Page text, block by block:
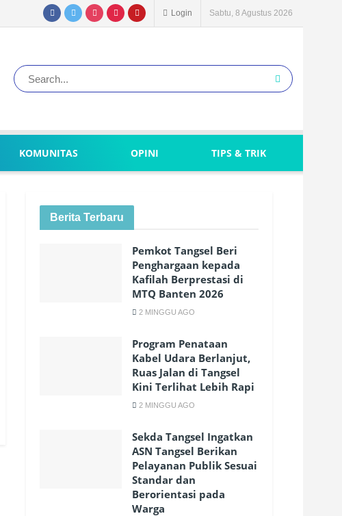
Login Sabtu, 8 Agustus 2026
KOMUNITAS OPINI TIPS & TRIK
Berita Terbaru
Pemkot Tangsel Beri
Penghargaan kepada
Kafilah Berprestasi di
MTQ Banten 2026
2 MINGGU AGO
Program Penataan
Kabel Udara Berlanjut,
Ruas Jalan di Tangsel
Kini Terlihat Lebih Rapi
2 MINGGU AGO
Sekda Tangsel Ingatkan
ASN Tangsel Berikan
Pelayanan Publik Sesuai
Standar dan
Berorientasi pada
Warga